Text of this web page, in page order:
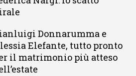
Donnarumma e
Elefante, tutto pronto
il matrimonio più atteso